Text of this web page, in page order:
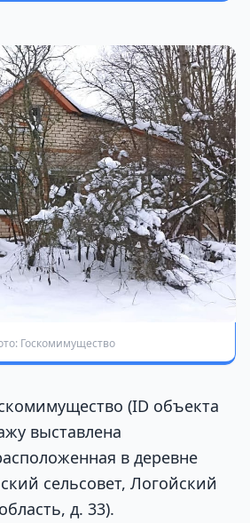
Госкомимущество
(ID объекта
выставлена
в деревне
сельсовет, Логойский
д. 33).